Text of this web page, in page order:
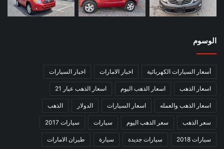
الوسوم
أسعار السيارات الكهربائية اخبار الامارات اخبار السيارات
اسعار الذهب اسعار الذهب اليوم اسعار الذهب عيار 21
اسعار الذهب والعمله اسعار السيارات الدولار الذهب
سعر الذهب سعر الذهب اليوم سيارات سيارات 2017
سيارات 2018 سيارات جديدة سيارة طيران الامارات